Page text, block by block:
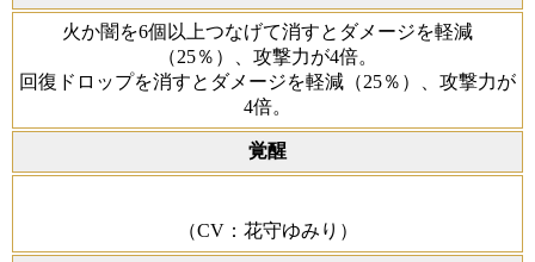
火か闇を6個以上つなげて消すとダメージを軽減
（25％）、攻撃力が4倍。
回復ドロップを消すとダメージを軽減（25％）、攻撃力が
4倍。
覚醒
（CV：花守ゆみり）